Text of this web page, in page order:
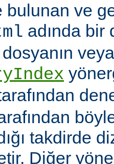
bulunan ve
adında bir
takdirde
Diğer